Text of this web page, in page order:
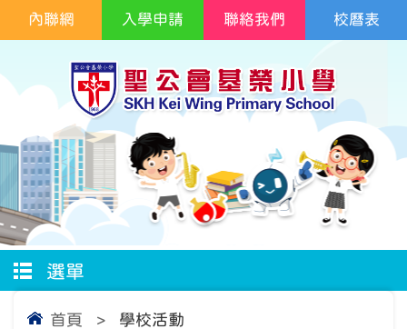
校曆表
內聯網 入學申請 聯絡我們
選單
首頁 > 學校活動